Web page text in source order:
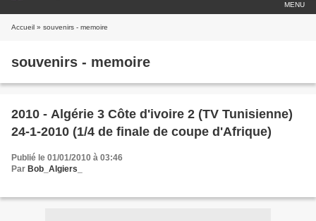
MENU
Accueil » souvenirs - memoire
souvenirs - memoire
2010 - Algérie 3 Côte d'ivoire 2 (TV Tunisienne)
24-1-2010 (1/4 de finale de coupe d'Afrique)
Publié le 01/01/2010 à 03:46
Par Bob_Algiers_